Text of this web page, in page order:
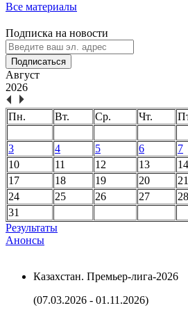
Все материалы
Подписка на новости
Подписаться
Август
2026
Пн. Вт. Ср. Чт.
3
4 5 6 7
10
11 12 13 14
17
18 19 20 21
24
25 26 27 28
31
Результаты
Анонсы
Казахстан. Премьер-лига-2026
(07.03.2026 - 01.11.2026)